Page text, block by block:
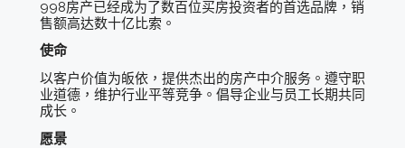
998房产已经成为了数百位买房投资者的首选品牌，销
售额高达数十亿比索。
使命
以客户价值为皈依，提供杰出的房产中介服务。遵守职
业道德，维护行业平等竞争。倡导企业与员工长期共同
成长。
愿景